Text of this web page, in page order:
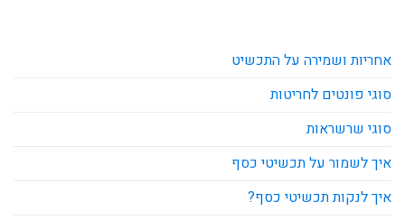
אחריות ושמירה על התכשיט
סוגי פונטים לחריטות
סוגי שרשראות
איך לשמור על תכשיטי כסף
איך לנקות תכשיטי כסף?